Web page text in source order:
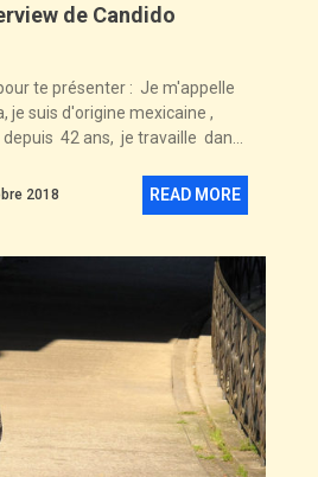
de Candido
te présenter : Je m'appelle
je suis d'origine mexicaine ,
42 ans, je travaille dans
2018 READ MORE